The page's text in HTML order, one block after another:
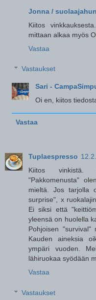
Jonna /
Kiitos
mittaan alkaa myös
Vastaa
Vastaukset
Sari -
Oi en, kiitos
Vastaa
Tuplaespresso
Kiitos vinkistä.
"Pakkomenusta"
mieltä. Jos tarjolla
surprise", x
Ei siksi että
yleensä on huolella
Pohjoisen
Kauden aineksia
ympäri vuoden.
lähiruokaa syödään
Vastaa
Vastaukset